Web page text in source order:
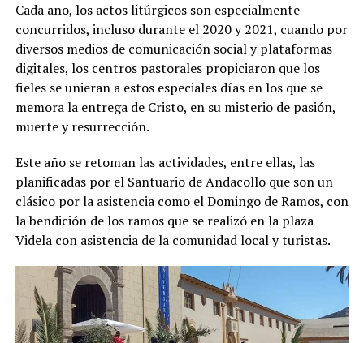
Cada año, los actos litúrgicos son especialmente
concurridos, incluso durante el 2020 y 2021, cuando por
diversos medios de comunicación social y plataformas
digitales, los centros pastorales propiciaron que los
fieles se unieran a estos especiales días en los que se
memora la entrega de Cristo, en su misterio de pasión,
muerte y resurrección.
Este año se retoman las actividades, entre ellas, las
planificadas por el Santuario de Andacollo que son un
clásico por la asistencia como el Domingo de Ramos, con
la bendición de los ramos que se realizó en la plaza
Videla con asistencia de la comunidad local y turistas.